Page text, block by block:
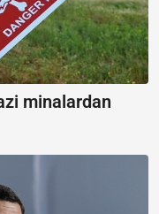
minalardan